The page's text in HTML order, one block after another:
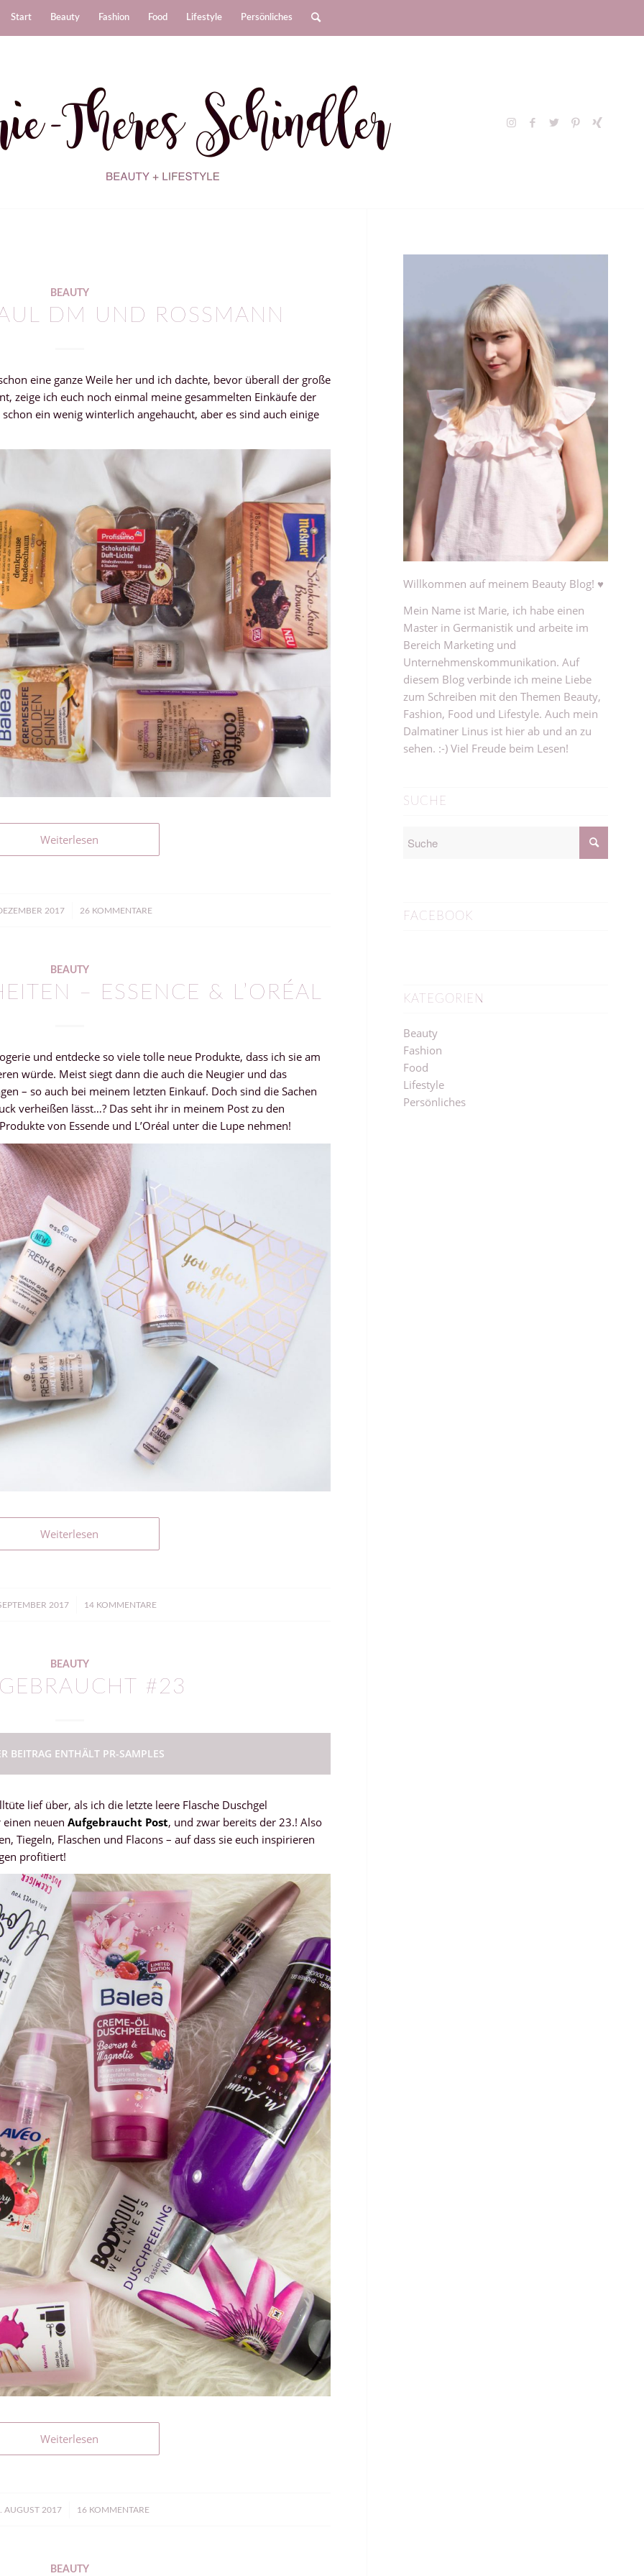
Start Beauty Fashion Food Lifestyle Persönliches
BEAUTY
DM UND ROSSMANN
eine ganze Weile her und ich dachte, bevor überall der große
zeige ich euch noch einmal meine gesammelten Einkäufe der
ein wenig winterlich angehaucht, aber es sind auch einige
Weiterlesen
2017
/ 26 KOMMENTARE
BEAUTY
– ESSENCE & L’ORÉAL
und entdecke so viele tolle neue Produkte, dass ich sie am
würde. Meist siegt dann die auch die Neugier und das
– so auch bei meinem letzten Einkauf. Doch sind die Sachen
verheißen lässt…? Das seht ihr in meinem Post zu den
von Essende und L’Oréal unter die Lupe nehmen!
Weiterlesen
2017
/ 14 KOMMENTARE
BEAUTY
#23
BEITRAG ENTHÄLT PR-SAMPLES
lief über, als ich die letzte leere Flasche Duschgel
neuen Aufgebraucht Post, und zwar bereits der 23.! Also
Tiegeln, Flaschen und Flacons – auf dass sie euch inspirieren
profitiert!
Weiterlesen
AUGUST 2017
/ 16 KOMMENTARE
BEAUTY
Willkommen auf meinem Beauty Blog! ♥
Mein Name ist Marie, ich habe einen
Master in Germanistik und arbeite im
Bereich Marketing und
Unternehmenskommunikation. Auf
diesem Blog verbinde ich meine Liebe
zum Schreiben mit den Themen Beauty,
Fashion, Food und Lifestyle. Auch mein
Dalmatiner Linus ist hier ab und an zu
sehen. :-) Viel Freude beim Lesen!
SUCHE
FACEBOOK
KATEGORIEN
Beauty
Fashion
Food
Lifestyle
Persönliches